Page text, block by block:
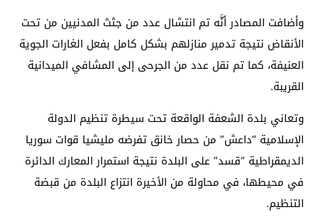
وأضافت المصادر أنَّه تم انتشال عدد من جثث المدنيين من تحت
الأنقاض نتيجة تدمير منازلهم بشكل كامل بفعل الغارات الجوية
العنيفة، كما تم نقل عدد من الجرحى إلى المشافي الميدانية
القريبة.
وتعاني بلدة الشعفة الواقعة تحت سيطرة تنظيم الدولة
الإسلامية “داعش” من حصار خانق تفرضه مليشيا قوات سوريا
الديمقراطية “قسد” على البلدة نتيجة استمرار المعارك الدائرة
في محيطها، في محاولة من الأخيرة انتزاع البلدة من قبضة
التنظيم.